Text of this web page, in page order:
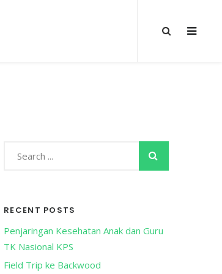
SLIDE
c
h
f
o
S
RECENT POSTS
Penjaringan Kesehatan Anak dan Guru
TK Nasional KPS
Field Trip ke Backwood